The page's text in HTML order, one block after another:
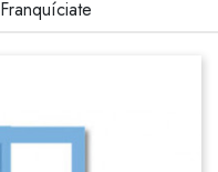
Franquíciate